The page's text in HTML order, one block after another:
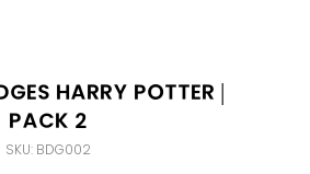
Harry Potter |
Pack 2
SKU: BDG002